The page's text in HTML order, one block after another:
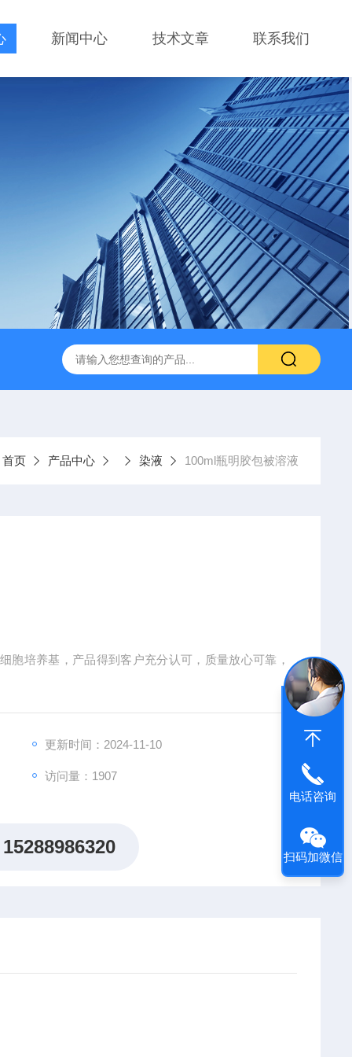
新闻中心 技术文章 联系我们
试剂盒,免费代测
首页 产品中心 染液 100ml瓶明胶包被溶液
胞培养基，产品得到客户充分认可，质量放心可靠，
更新时间：2024-11-10
访问量：1907
15288986320
电话咨询
扫码加微信